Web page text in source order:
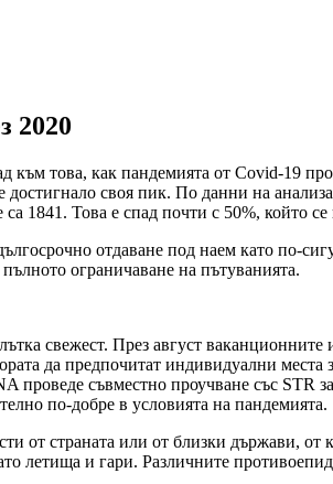
2020
към това, как пандемията от Covid-19
достигнало своя пик. По данни на
1841. Това е спад почти с 50%, който
отдаване под наем като по-
ограничаване на пътуванията.
свежест. През август
да предпочитат индивидуални
съвместно проучване със STR
по-добре в условията на пандемията.
от страната или от близки държави, от
летища и гари. Различните